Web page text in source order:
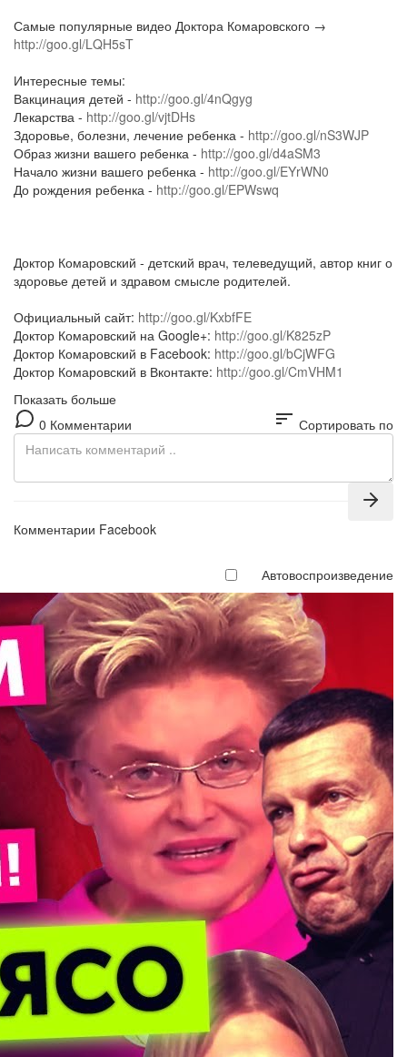
Самые популярные видео Доктора Комаровского →
http://goo.gl/LQH5sT
Интересные темы:
Вакцинация детей - http://goo.gl/4nQgyg
Лекарства - http://goo.gl/vjtDHs
Здоровье, болезни, лечение ребенка - http://goo.gl/nS3WJP
Образ жизни вашего ребенка - http://goo.gl/d4aSM3
Начало жизни вашего ребенка - http://goo.gl/EYrWN0
До рождения ребенка - http://goo.gl/EPWswq
Доктор Комаровский - детский врач, телеведущий, автор книг о
здоровье детей и здравом смысле родителей.
Официальный сайт: http://goo.gl/KxbfFE
Доктор Комаровский на Google+: http://goo.gl/K825zP
Доктор Комаровский в Facebook: http://goo.gl/bCjWFG
Доктор Комаровский в Вконтакте: http://goo.gl/CmVHM1
Показать больше
0 Комментарии
sort Сортировать по
Комментарии Facebook
Автовоспроизведение